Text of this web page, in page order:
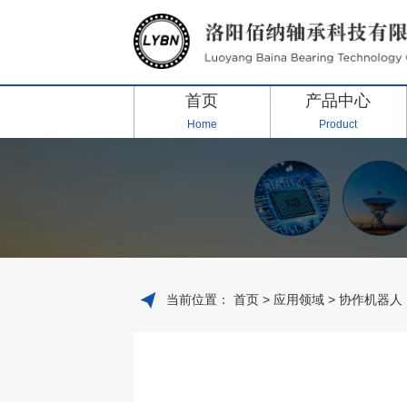
首页
Home
产品中心
Product
当前位置： 首页> 应用领域> 协作机器人